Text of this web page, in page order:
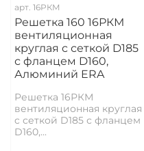
арт. 16РКМ
Решетка 160 16РКМ
вентиляционная
круглая c сеткой D185
с фланцем D160,
Алюминий ERA
Решетка 16РКМ
вентиляционная круглая
c сеткой D185 с фланцем
D160,...